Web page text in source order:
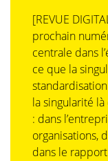
[REVUE
prochain
centrale dans
ce que la
la singularité
: dans
organisations,
dans le